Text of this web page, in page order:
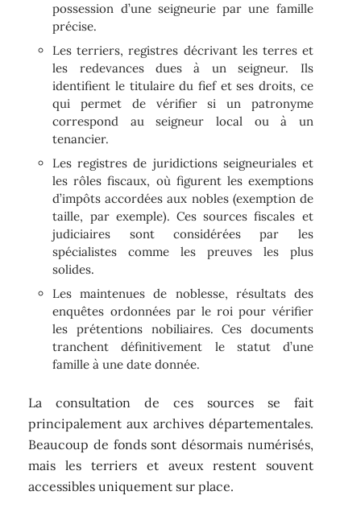
possession d’une seigneurie par une famille
précise.
Les terriers, registres décrivant les terres et
les redevances dues à un seigneur. Ils
identifient le titulaire du fief et ses droits, ce
qui permet de vérifier si un patronyme
correspond au seigneur local ou à un
tenancier.
Les registres de juridictions seigneuriales et
les rôles fiscaux, où figurent les exemptions
d’impôts accordées aux nobles (exemption de
taille, par exemple). Ces sources fiscales et
judiciaires sont considérées par les
spécialistes comme les preuves les plus
solides.
Les maintenues de noblesse, résultats des
enquêtes ordonnées par le roi pour vérifier
les prétentions nobiliaires. Ces documents
tranchent définitivement le statut d’une
famille à une date donnée.
La consultation de ces sources se fait
principalement aux archives départementales.
Beaucoup de fonds sont désormais numérisés,
mais les terriers et aveux restent souvent
accessibles uniquement sur place.